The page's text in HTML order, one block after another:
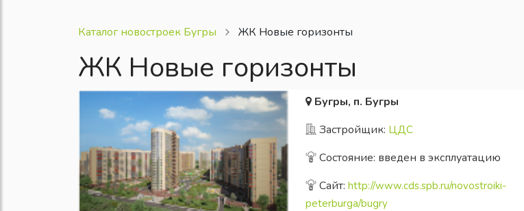
Каталог новостроек Бугры ЖК Новые горизонты
ЖК Новые горизонты
Бугры, п. Бугры
Застройщик: ЦДС
Состояние: введен в эксплуатацию
Сайт: http://www.cds.spb.ru/novostroiki-
peterburga/bugry